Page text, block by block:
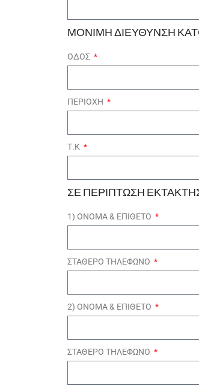
ΜΟΝΙΜΗ ΔΙΕΥΘΥΝΣΗ
ΟΔΟΣ
ΠΕΡΙΟΧΗ
Τ.Κ
ΣΕ ΠΕΡΙΠΤΩΣΗ
1) ΟΝΟΜΑ & ΕΠΙΘΕΤΟ
ΣΤΑΘΕΡΟ ΤΗΛΕΦΩΝΟ
2) ΟΝΟΜΑ & ΕΠΙΘΕΤΟ
ΣΤΑΘΕΡΟ ΤΗΛΕΦΩΝΟ